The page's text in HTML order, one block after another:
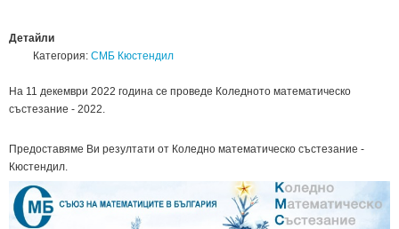
Детайли
Категория: СМБ Кюстендил
На 11 декември 2022 година се проведе Коледното математическо
състезание - 2022.
Предоставяме Ви резултати от Коледно математическо състезание -
Кюстендил.